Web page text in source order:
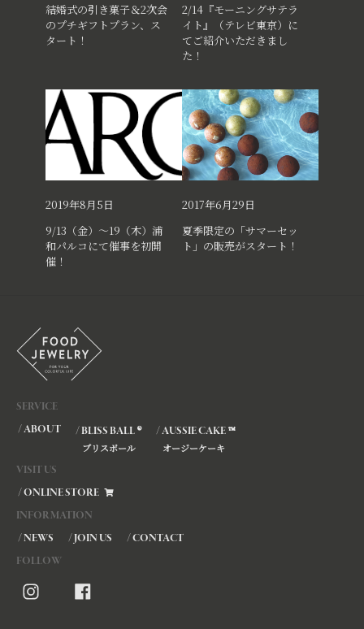
結婚式の引き菓子＆2次会
のプチギフトプラン、ス
タート！
2/14『モーニングサテラ
イト』（テレビ東京）に
てご紹介いただきまし
た！
2019年8月5日
9/13（金）～19（木）浦
和パルコにて催事を初開
催！
2017年6月29日
夏季限定の「サマーセッ
ト」の販売がスタート！
SERVICE
/ ABOUT
/ BLISS BALL®
ブリスボール
/ AUSSIE CAKE™
オージーケーキ
VISIT US
/ ONLINE STORE
INFORMATION
/ NEWS
/ JOIN US
/ CONTACT
FOLLOW